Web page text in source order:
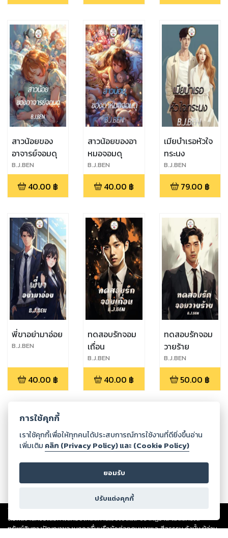
สาวน้อยของ
อาจารย์จอมดุ
B.J.BEN
40.00 ฿
สาวน้อยของอา
หมอจอมดุ
B.J.BEN
40.00 ฿
เมียบำเรอหัวใจ
ทระนง
B.J.BEN
79.00 ฿
พี่ขาอย่ามาอ่อย
B.J.BEN
40.00 ฿
ทดสอบรักจอม
เถื่อน
B.J.BEN
40.00 ฿
ทดสอบรักจอม
วายร้าย
B.J.BEN
50.00 ฿
กำลังโหลด ...
Copyright ©
ต่อผลงานหรือเนื้อหาใดที่อัปโหลดผ่านเว็บไซต์และปรากฏว่าละเมิดสิทธิใน
ทรัพย์สินทางปัญญาของบุคคลอื่นหรือขัดต่อกฎหมายและศีลธรรม ดังนั้น ผู้อ่าน
การใช้คุกกี้
เราใช้คุกกี้เพื่อให้ทุกคนได้ประสบการณ์การใช้งานที่ดียิ่งขึ้นอ่าน
เพิ่มเติม คลิก (Privacy Policy) และ (Cookie Policy)
ยอมรับ
ปรับแต่งคุกกี้